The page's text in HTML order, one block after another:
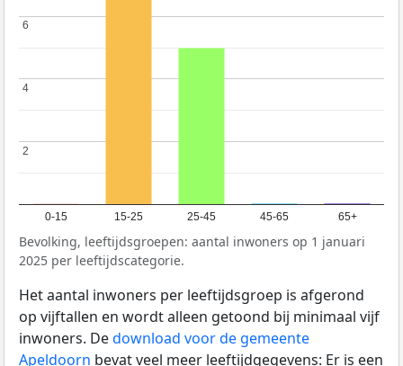
0-15 15-25 25-45 45-65 65+
2
2
4
4
6
6
Bevolking, leeftijdsgroepen: aantal inwoners op 1 januari
2025 per leeftijdscategorie.
Het aantal inwoners per leeftijdsgroep is afgerond
op vijftallen en wordt alleen getoond bij minimaal vijf
inwoners. Dedownload voor de gemeente
Apeldoorn bevat veel meer leeftijdgegevens: Er is een